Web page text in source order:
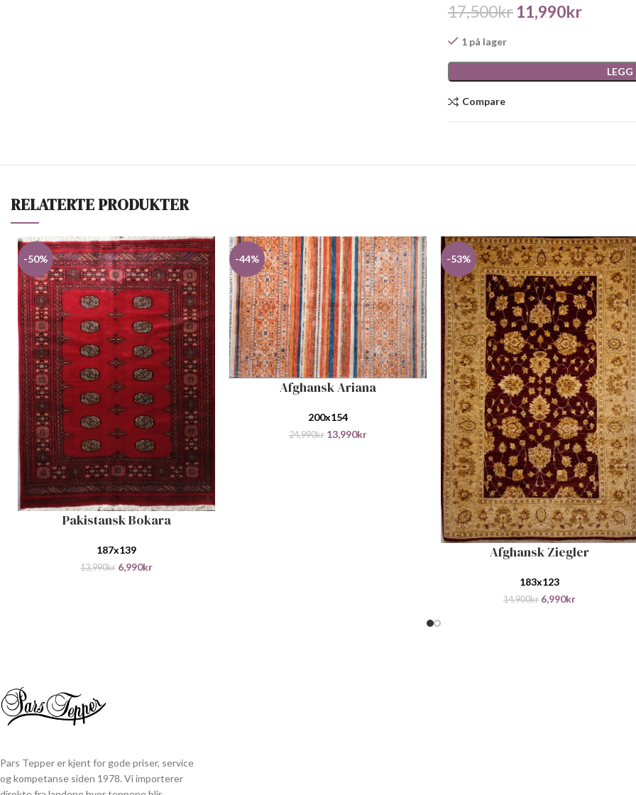
17,500kr 11,990kr
1 på lager
Compare
RELATERTE PRODUKTER
-50%
LEGG I HANDLEKURV
Pakistansk Bokara
187x139
13,990kr 6,990kr
-44%
LEGG I HANDLEKURVAfghansk Ariana
200x154
24,990kr 13,990kr
-53%
LEGG I HANDLEKURVAfghansk Ziegler
183x123
14,900kr 6,990kr
Pars Tepper er kjent for gode priser, service
og kompetanse siden 1978. Vi importerer